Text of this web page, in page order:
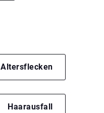
Altersflecken
Haarausfall